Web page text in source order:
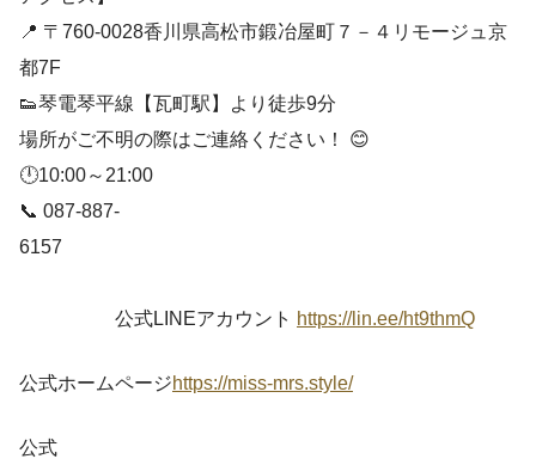
📍 〒760-0028香川県高松市鍛冶屋町７－４リモージュ京
都7F
👟琴電琴平線【瓦町駅】より徒歩9分
場所がご不明の際はご連絡ください！ 😊
🕛10:00～21:00
📞 087-887-
6157
公式LINEアカウント https://lin.ee/ht9thmQ
公式ホームページhttps://miss-mrs.style/
公式